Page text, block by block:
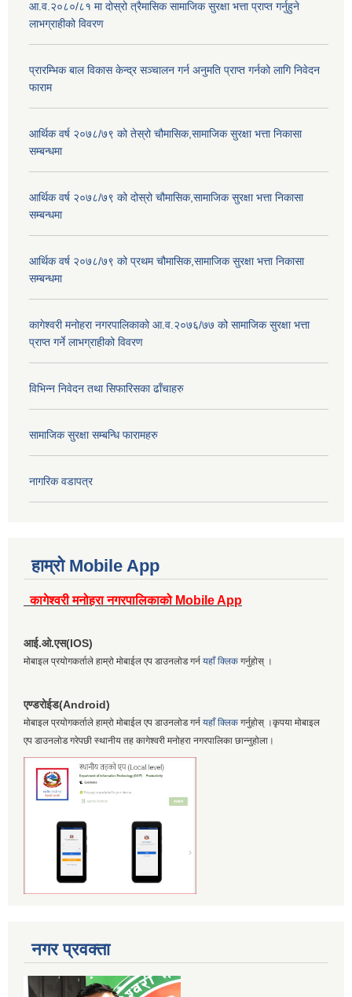
आ.व.२०८०/८१ मा दोस्रो त्रैमासिक सामाजिक सुरक्षा भत्ता प्राप्त गर्नुहुने
लाभग्राहीको विवरण
प्रारम्भिक बाल विकास केन्द्र सञ्चालन गर्न अनुमति प्राप्त गर्नको लागि निवेदन
फाराम
आर्थिक वर्ष २०७८/७९ को तेस्रो चौमासिक,सामाजिक सुरक्षा भत्ता निकासा
सम्बन्धमा
आर्थिक वर्ष २०७८/७९ को दोस्रो चौमासिक,सामाजिक सुरक्षा भत्ता निकासा
सम्बन्धमा
आर्थिक वर्ष २०७८/७९ को प्रथम चौमासिक,सामाजिक सुरक्षा भत्ता निकासा
सम्बन्धमा
कागेश्वरी मनोहरा नगरपालिकाको आ.व.२०७६/७७ को सामाजिक सुरक्षा भत्ता
प्राप्त गर्ने लाभग्राहीको विवरण
विभिन्न निवेदन तथा सिफारिसका ढाँचाहरु
सामाजिक सुरक्षा सम्बन्धि फारामहरु
नागरिक वडापत्र
हाम्रो Mobile App
कागेश्वरी मनोहरा नगरपालिकाको Mobile App
आई.ओ.एस(IOS)
मोबाइल प्रयोगकर्ताले हाम्रो मोबाईल एप डाउनलोड गर्न यहाँ क्लिक गर्नुहोस् ।
एण्डरोईड(Android)
मोबाइल प्रयोगकर्ताले हाम्रो मोबाईल एप डाउनलोड गर्न यहाँ क्लिक गर्नुहोस् ।कृपया मोबाइल
एप डाउनलोड गरेपछी स्थानीय तह कागेश्वरी मनोहरा नगरपालिका छान्नुहोला।
नगर प्रवक्ता